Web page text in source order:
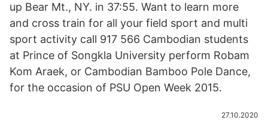
up Bear Mt., NY. in 37:55. Want to learn more
and cross train for all your field sport and multi
sport activity call 917 566 Cambodian students
at Prince of Songkla University perform Robam
Kom Araek, or Cambodian Bamboo Pole Dance,
for the occasion of PSU Open Week 2015.
27.10.2020